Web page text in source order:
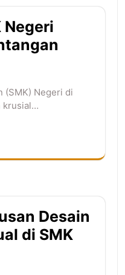
Negeri
(SMK) Negeri di
krusial…
Desain
di SMK